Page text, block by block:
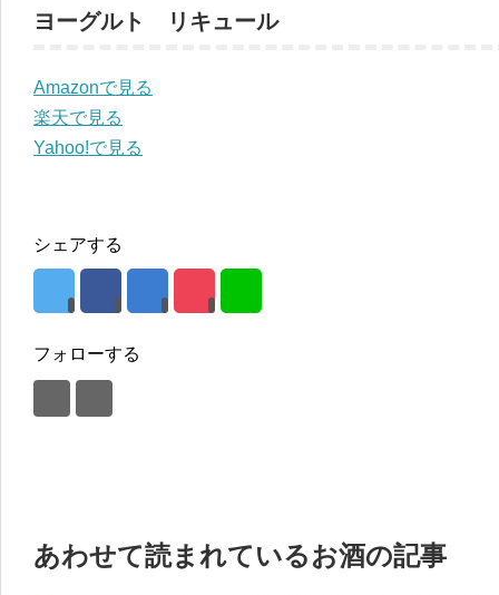
ヨーグルト リキュール
Amazonで見る
楽天で見る
Yahoo!で見る
シェアする
フォローする
あわせて読まれているお酒の記事